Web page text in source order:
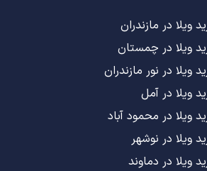
ویلا در مازندران
ویلا در چمستان
ویلا در نور مازندران
ویلا در آمل
ویلا در محمود آباد
ویلا در نوشهر
ویلا در دماوند